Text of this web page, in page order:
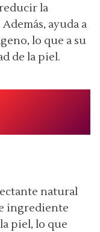
la
ayuda a
lo que a su
de la piel.
natural
ingrediente
piel, lo que